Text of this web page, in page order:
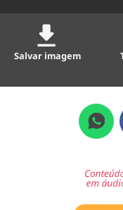
Salvar imagem